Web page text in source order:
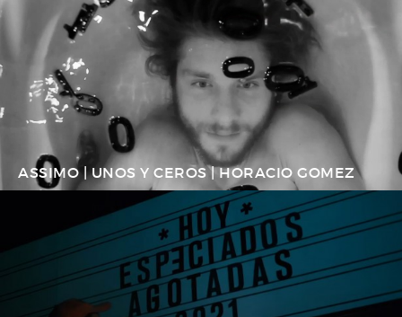
ASSIMO | UNOS Y CEROS | HORACIO GOMEZ